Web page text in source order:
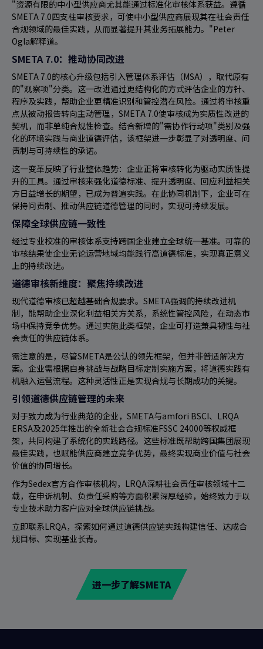
"资源有限的中小型供应商尤其能通过标准化审核体系获益。遵循
SMETA 7.0四支柱审核要求，可使中小型供应商展现其在社会责任
合规领域的最佳实践，从而显著提升其业务拓展能力。"Peter
Ogla解释道。
SMETA 7.0：推动协同改进
SMETA 7.0的核心升级包括引入管理体系评估（MSA），取代原有
的"观察项"分类。这一改进通过更结构化的方式评估企业的方针、
程序及实践，帮助企业更精准识别和管控潜在风险。通过将审核重
点从被动报告转向主动管理，SMETA 7.0使审核成为实质性改进的
契机，而非单纯合规性检查。结合新增的"需协作行动项"类别及强
化的环境实践与商业道德评估，该框架进一步彰显了对透明度、问
责制与可持续性的承诺。
这一变革反映了行业整体趋势：企业正将审核转化为驱动实质性提
升的工具。通过审核来强化道德标准、提升透明度、回应利益相关
方日益增长的期望，已成为普遍实践。在此协同机制下，企业可在
保持问责制、推动供应链道德管理的同时，实现可持续发展。
保障全球供应链一致性
经过专业校准的审核体系支持跨国企业建立全球统一基准。可靠的
审核结果使企业无论运营地域均能践行高道德标准，实现真正意义
上的持续改进。
道德审核新维度：聚焦持续改进
现代道德审核已超越基础合规要求。SMETA强调的持续改进机
制，能帮助企业深化利益相关方关系，系统性管控风险，在动态市
场中保持竞争优势。通过实施此类框架，企业可打造兼具韧性与社
会责任的供应链体系。
需注意的是，尽管SMETA是公认的领先框架，但并非普适解决方
案。企业需根据自身挑战与战略目标定制实施方案，将道德实践有
机融入运营流程。这种灵活性正是实现合规与长期成功的关键。
引领道德供应链管理的未来
对于致力成为行业典范的企业，SMETA与amfori BSCI、LRQA
ERSA及2025年推出的全新社会合规标准FSSC 24000等权威框
架，共同构建了系统化的实践路径。这些标准既帮助跨国集团展现
最佳实践，也赋能供应商建立竞争优势，最终实现商业价值与社会
价值的协同增长。
作为Sedex官方合作审核机构，LRQA深耕社会责任审核领域十二
载，在申诉机制、负责任采购等方面积累深厚经验，始终致力于以
专业技术助力客户应对全球供应链挑战。
立即联系LRQA，探索如何通过道德供应链实践构建信任、达成合
规目标、实现基业长青。
进一步了解SMETA